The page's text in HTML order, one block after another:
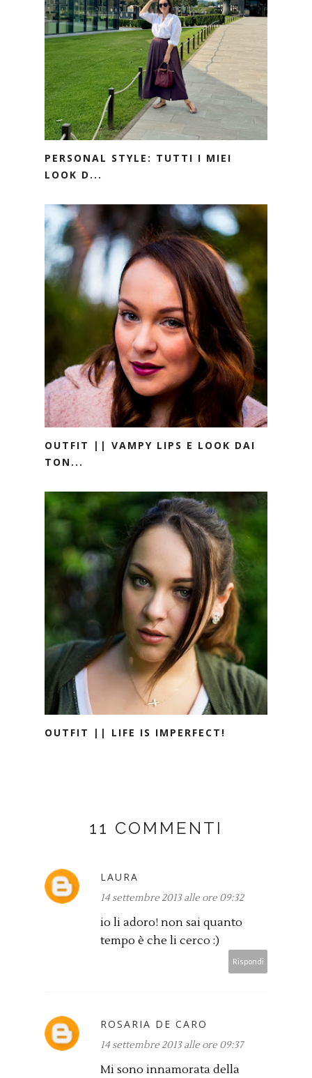
PERSONAL STYLE: TUTTI I MIEI
LOOK D...
OUTFIT || VAMPY LIPS E LOOK DAI
TON...
OUTFIT || LIFE IS IMPERFECT!
11 COMMENTI
LAURA
14 settembre 2013 alle ore 09:32
io li adoro! non sai quanto
tempo è che li cerco :)
Rispondi
ROSARIA DE CARO
14 settembre 2013 alle ore 09:37
Mi sono innamorata della